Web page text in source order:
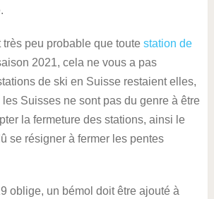
peu probable que toute station de
2021, cela ne vous a pas
de ski en Suisse restaient elles,
Suisses ne sont pas du genre à être
la fermeture des stations, ainsi le
se résigner à fermer les pentes
oblige, un bémol doit être ajouté à